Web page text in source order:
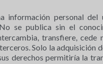
información personal del
se publica sin el
transfiere, cede
Solo la adquisición
derechos permitiría la